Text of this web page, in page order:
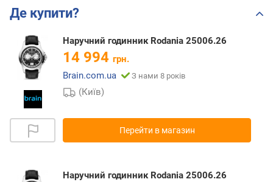
Де купити?
Наручний годинник Rodania 25006.26
14 994 грн.
Brain.com.ua
З нами 8 років
(Київ)
Перейти в магазин
Наручний годинник Rodania 25006.26